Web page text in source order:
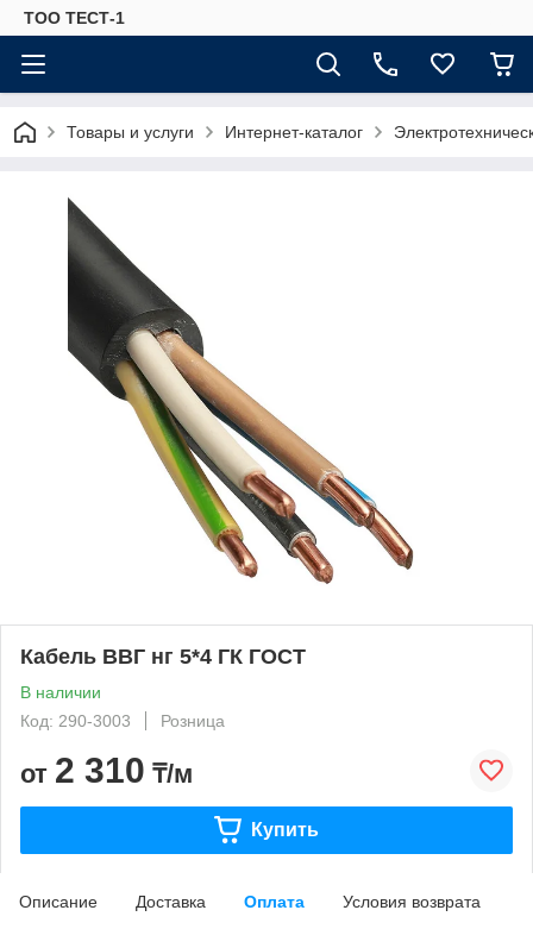
ТОО ТЕСТ-1
Товары и услуги Интернет-каталог
Кабель ВВГ нг 5*4 ГК ГОСТ
В наличии
Код: 290-3003
Розница
от 2 310 ₸/м
Купить
Описание Доставка Оплата Условия возврата